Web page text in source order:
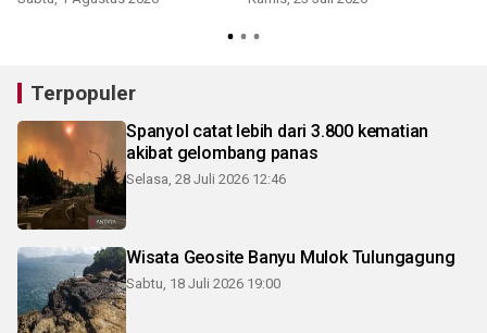
Terpopuler
Spanyol catat lebih dari 3.800 kematian
akibat gelombang panas
Selasa, 28 Juli 2026 12:46
Wisata Geosite Banyu Mulok Tulungagung
Sabtu, 18 Juli 2026 19:00